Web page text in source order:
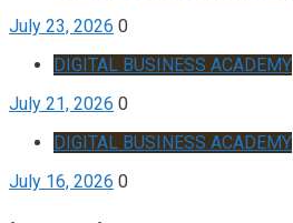
July 23, 2026 0
DIGITAL BUSINESS ACADEMY
July 21, 2026 0
DIGITAL BUSINESS ACADEMY
July 16, 2026 0